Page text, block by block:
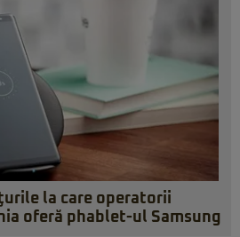
la care operatorii
oferă phablet-ul Samsung